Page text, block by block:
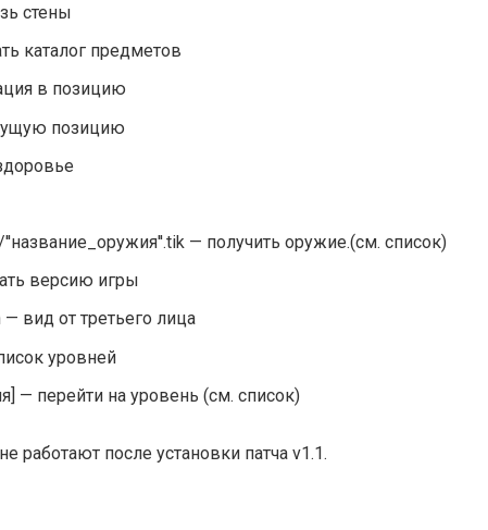
стены
каталог предметов
в позицию
позицию
— получить оружие.(см. список)
версию игры
вид от третьего лица
уровней
— перейти на уровень (см. список)
после установки патча v1.1.